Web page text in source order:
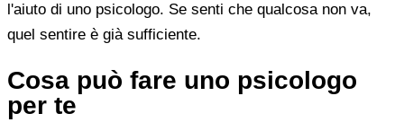
l'aiuto di uno psicologo. Se senti che qualcosa non va,
quel sentire è già sufficiente.
Cosa può fare uno psicologo
per te